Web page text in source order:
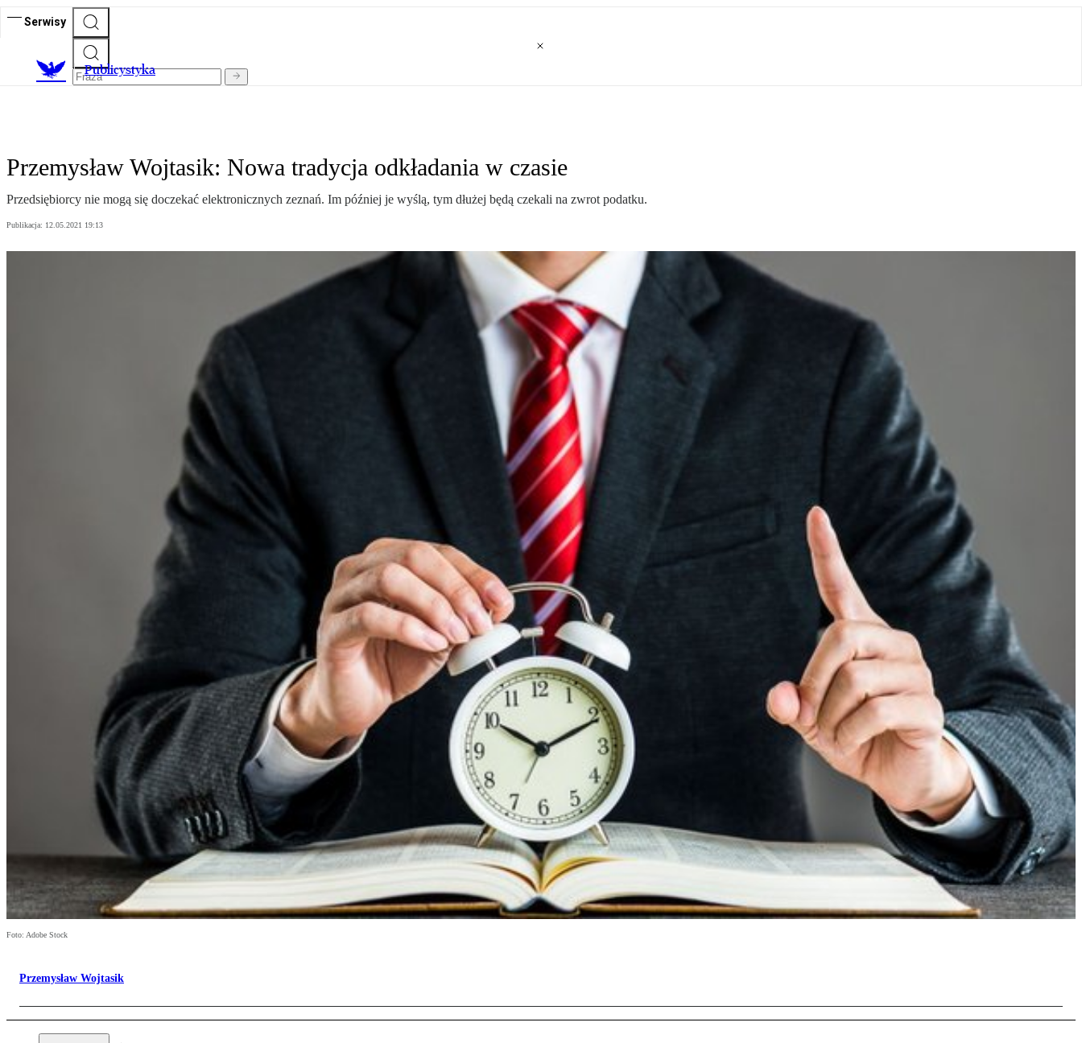
Serwisy
Publicystyka
Przemysław Wojtasik: Nowa tradycja odkładania w czasie
Przedsiębiorcy nie mogą się doczekać elektronicznych zeznań. Im później je wyślą, tym dłużej będą czekali na zwrot podatku.
Publikacja: 12.05.2021 19:13
Foto: Adobe Stock
Przemysław Wojtasik